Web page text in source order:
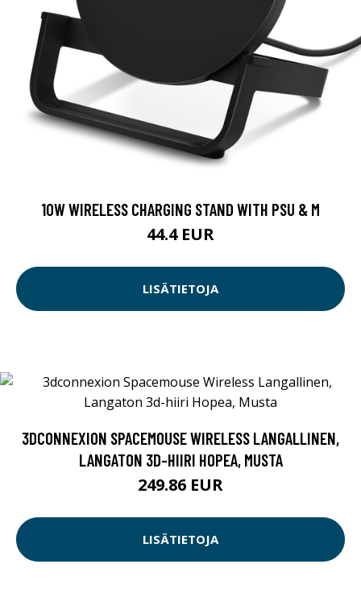
10W WIRELESS CHARGING STAND WITH PSU & M
44.4 EUR
LISÄTIETOJA
3DCONNEXION SPACEMOUSE WIRELESS LANGALLINEN,
LANGATON 3D-HIIRI HOPEA, MUSTA
249.86 EUR
LISÄTIETOJA